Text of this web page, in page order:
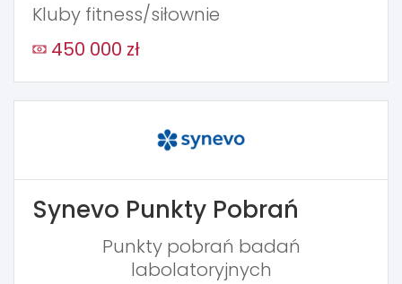
Kluby fitness/siłownie
450 000 zł
Synevo Punkty Pobrań
Punkty pobrań badań
labolatoryjnych